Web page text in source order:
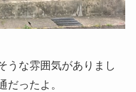
うな雰囲気がありまし
だったよ。